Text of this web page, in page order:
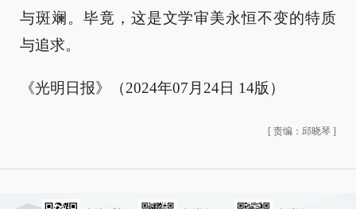
与斑斓。毕竟，这是文学审美永恒不变的特质
与追求。
《光明日报》（2024年07月24日 14版）
[ 责编：邱晓琴 ]